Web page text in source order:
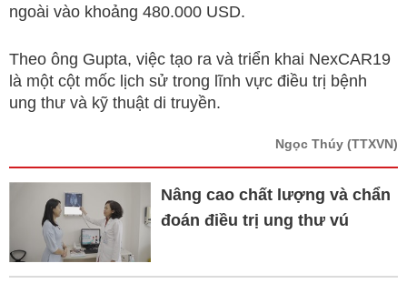
ngoài vào khoảng 480.000 USD.
Theo ông Gupta, việc tạo ra và triển khai NexCAR19
là một cột mốc lịch sử trong lĩnh vực điều trị bệnh
ung thư và kỹ thuật di truyền.
Ngọc Thúy (TTXVN)
Nâng cao chất lượng và chẩn
đoán điều trị ung thư vú